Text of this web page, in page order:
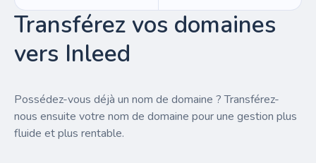
Transférez vos domaines
vers Inleed
Possédez-vous déjà un nom de domaine ? Transférez-
nous ensuite votre nom de domaine pour une gestion plus
fluide et plus rentable.